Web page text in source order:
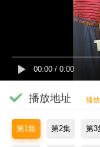
00:00 / 0:00
播放地址 播
第1集 第2集 第3